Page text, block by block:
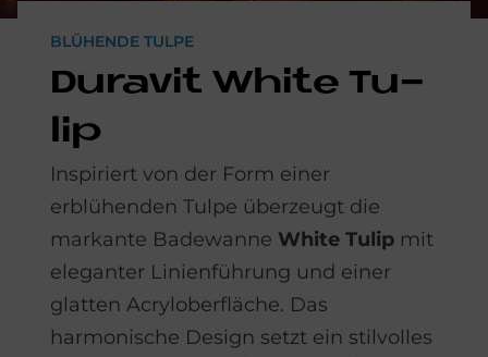
BLÜHENDE TULPE
Du­ra­vit White Tu­
lip
Inspiriert von der Form einer
erblühenden Tulpe überzeugt die
markante Badewanne White Tulip mit
eleganter Linienführung und einer
glatten Acryloberfläche. Das
harmonische Design setzt ein stilvolles